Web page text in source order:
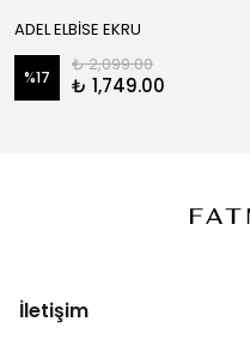
ADEL ELBİSE EKRU
%17
₺ 2,099.00
₺ 1,749.00
İletişim